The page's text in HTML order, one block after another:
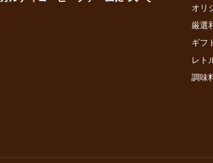
オリ
厳選
ギフ
レト
調味